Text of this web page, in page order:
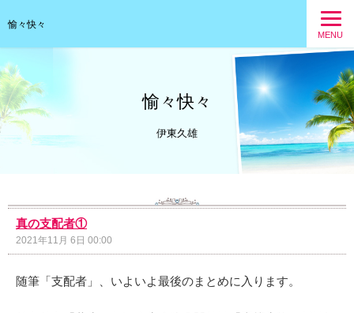
愉々快々
MENU
愉々快々
伊東久雄
真の支配者①
2021年11月 6日 00:00
随筆「支配者」、いよいよ最後のまとめに入ります。